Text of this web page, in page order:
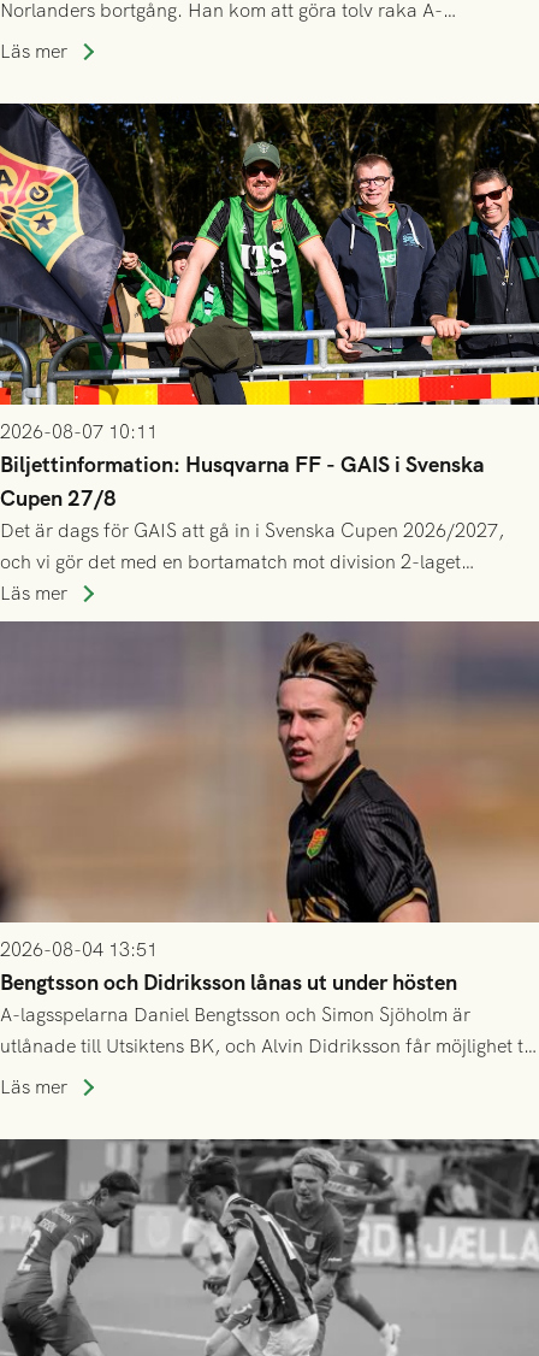
Norlanders bortgång. Han kom att göra tolv raka A-
lagssäsonger i Grönsvart och är en av få spelare som i GAIS
Läs mer
2026-08-07 10:11
Biljettinformation: Husqvarna FF - GAIS i Svenska
Cupen 27/8
Det är dags för GAIS att gå in i Svenska Cupen 2026/2027,
och vi gör det med en bortamatch mot division 2-laget
Husqvarna FF. Häng med och stötta grönsvart på plats!
Läs mer
2026-08-04 13:51
Bengtsson och Didriksson lånas ut under hösten
A-lagsspelarna Daniel Bengtsson och Simon Sjöholm är
utlånade till Utsiktens BK, och Alvin Didriksson får möjlighet till
speltid i Hestrafors genom föreningssamarbete.
Läs mer